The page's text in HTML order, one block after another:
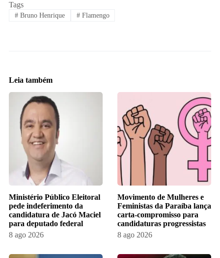
Tags
#Bruno Henrique #Flamengo
Leia também
Ministério Público Eleitoral
pede indeferimento da
candidatura de Jacó Maciel
para deputado federal
8 ago 2026
Movimento de Mulheres e
Feministas da Paraíba lança
carta-compromisso para
candidaturas progressistas
8 ago 2026